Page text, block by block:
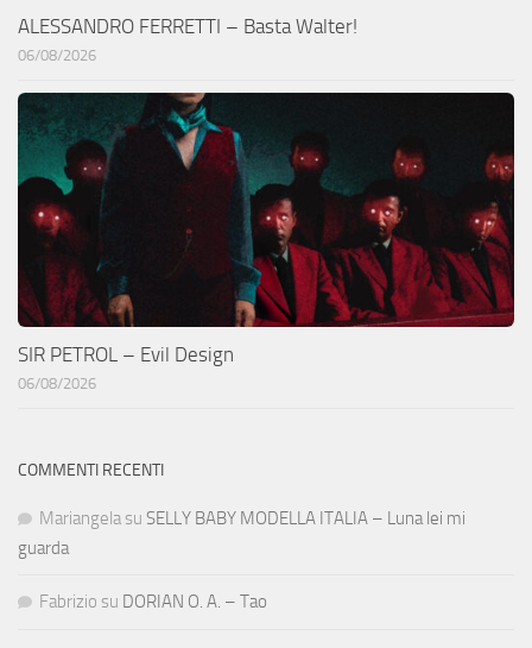
ALESSANDRO FERRETTI – Basta Walter!
06/08/2026
SIR PETROL – Evil Design
06/08/2026
COMMENTI RECENTI
Mariangela su SELLY BABY MODELLA ITALIA – Luna lei mi
guarda
Fabrizio su DORIAN O. A. – Tao